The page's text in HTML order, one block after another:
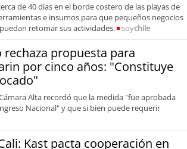
de 40 días en el borde costero de las playas de
e insumos para que pequeños negocios
retomar sus actividades.
soychile
rechaza propuesta para
por cinco años: "Constituye
Alta recordó que la medida "fue aprobada
Nacional" y que si bien puede requerir
Kast pacta cooperación en